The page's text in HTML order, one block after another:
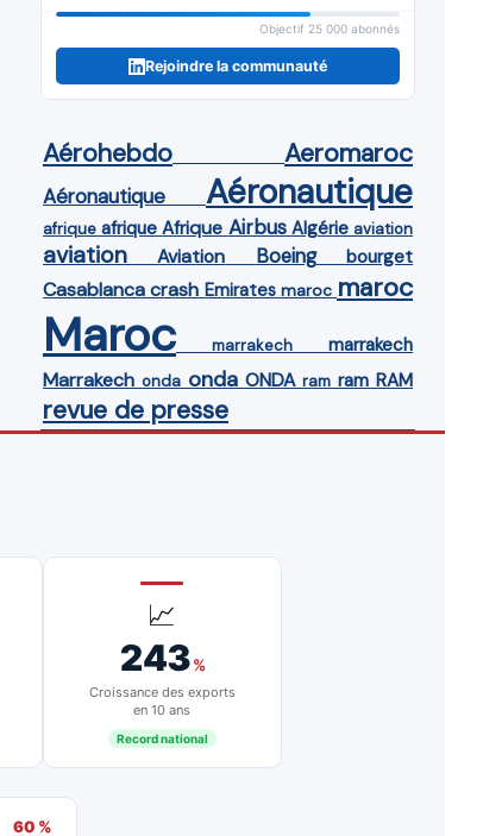
Objectif 25 000 abonnés
Rejoindre la communauté
Aérohebdo Aeromaroc
Aéronautique Aéronautique
afrique afrique Afrique Airbus Algérie aviation
aviation Aviation Boeing bourget
Casablanca crash Emirates maroc maroc
Maroc marrakech marrakech
Marrakech onda onda ONDA ram ram RAM
revue de presse
📈
243%
Croissance des exports
en 10 ans
Record national
60 %